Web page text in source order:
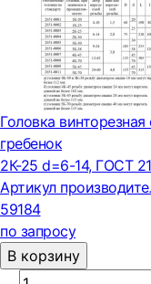
Головка
гребенок
2К-25 d=6-14, ГОСТ
Артикул
59184
по запросу
В корзину